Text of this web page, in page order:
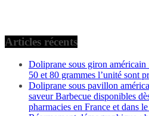
Articles récents
Doliprane sous giron
50 et 80 grammes l’unité sont
Doliprane sous pavillon
saveur Barbecue disponibles
pharmacies en France et dans